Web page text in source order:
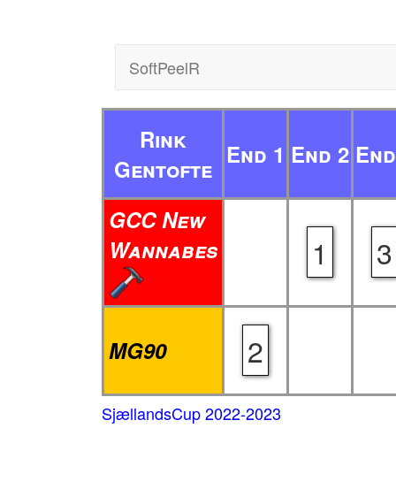
SoftPeelR
Rink
Gentofte End 1 End 2
GCC New
Wannabes
1 3
MG90 2
SjællandsCup 2022-2023